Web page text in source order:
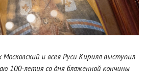
и всея Руси Кирилл выступил
100-летия со дня блаженной кончины